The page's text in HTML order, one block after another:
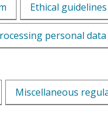
Ethical
personal
Miscellaneous